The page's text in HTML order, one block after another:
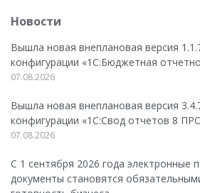
Новости
Вышла новая внеплановая версия
конфигурации «1C:Бюджетная
07.08.2026
Вышла новая внеплановая версия
конфигурации «1C:Свод отчетов 8
07.08.2026
С 1 сентября 2026 года электронные
документы становятся